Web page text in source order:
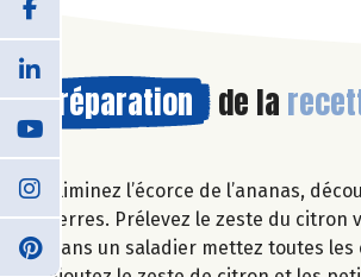
Préparation de la
Eliminez l’écorce de l’ananas,
verres. Prélevez le zeste du citron
Dans un saladier mettez toutes